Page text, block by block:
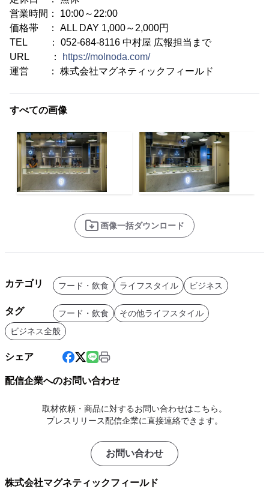
営業時間： 10:00～22:00
価格帯 ： ALL DAY 1,000～2,000円
TEL ： 052-684-8116 中村屋 広報担当まで
URL ：
https://molnoda.com/
運営 ： 株式会社マグネティックフィールド
すべての画像
画像一括ダウンロード
カテゴリ フード・飲食 ライフスタイル ビジネス
タグ フード・飲食
その他ライフスタイル
ビジネス全般
シェア
配信企業へのお問い合わせ
取材依頼・商品に対するお問い合わせはこちら。
プレスリリース配信企業に直接連絡できます。
お問い合わせ
株式会社マグネティックフィールド